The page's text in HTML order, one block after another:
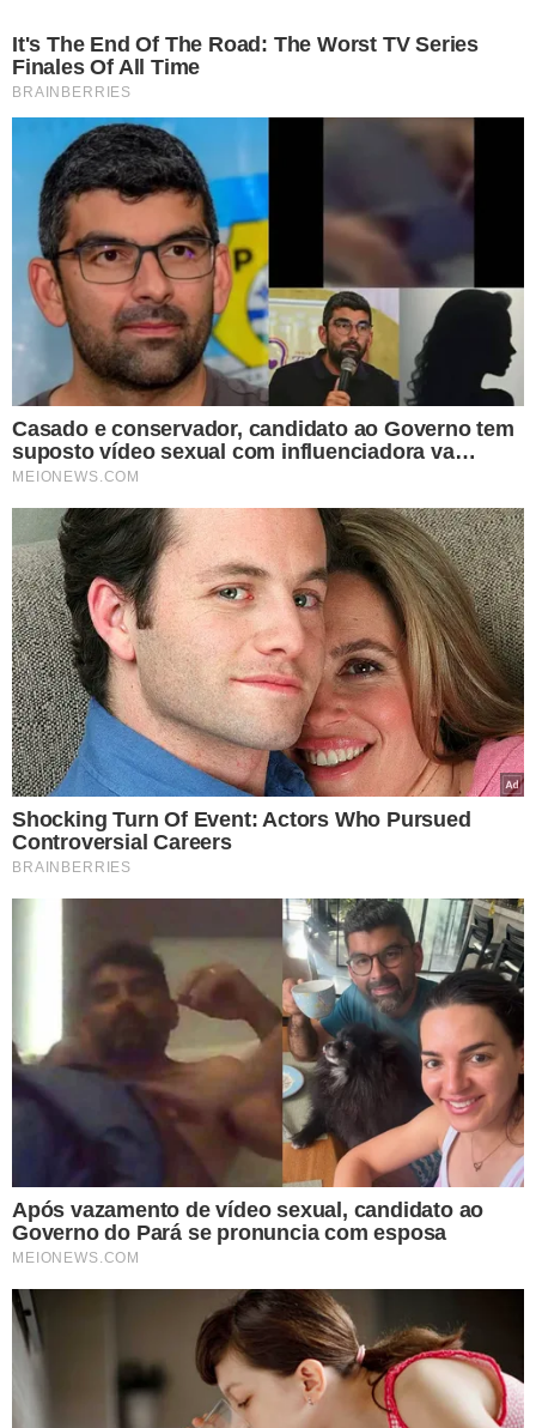
ainda pelo site www.assai.com.br/cartaopresente.
O uso é simples: o cartão pode ter valores personalizados
entre R$ 50 e R$ 1.000, é ativado no caixa no momento da
compra e tem validade de até 180 dias. Para quem opta
pela compra digital, o cartão pode ser integrado às
carteiras digitais do usuário, facilitando sua utilização na
rotina.
TÓPICOS
GIFT CARD PRESENTES FIM DE ANO
ASSAÍ
VER COMENTÁRIOS
VEJA TAMBÉM